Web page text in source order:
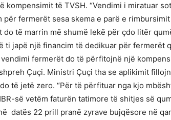
kompensimit të TVSH. “Vendimi i miratuar
për fermerët sesa skema e parë e
do të marrin më shumë lekë për çdo litër
ti japë një financim të dedikuar për fermerët
fermerët do të përfitojnë një
Çuçi. Ministri Çuçi tha se aplikimit
të jetë zero. “Për të përfituar nga kjo
së vetëm faturën tatimore të shitjes së
datës 22 prill pranë zyrave bujqësore në